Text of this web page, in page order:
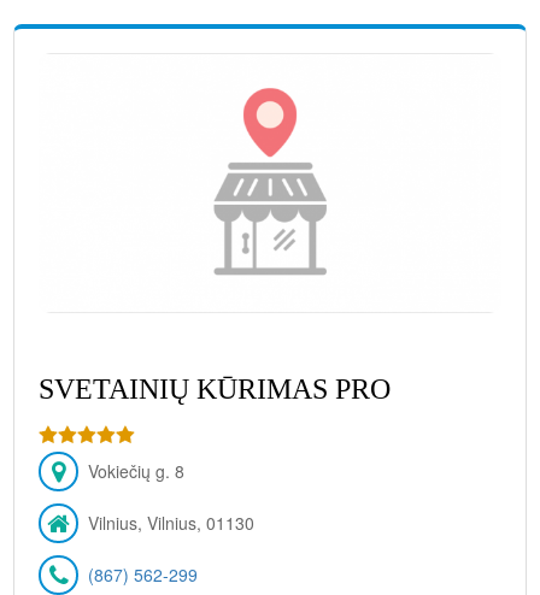
SVETAINIŲ KŪRIMAS PRO
Vokiečių g. 8
Vilnius, Vilnius, 01130
(867) 562-299